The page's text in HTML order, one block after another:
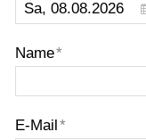
Impressum
Datenschutz
Über uns
Name*
E-Mail*